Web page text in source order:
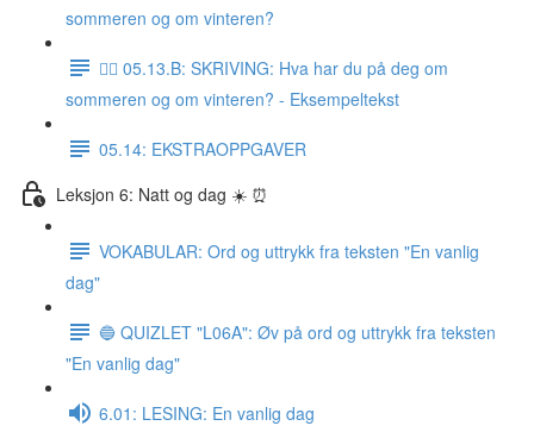
sommeren og om vinteren?
✍🏼 05.13.B: SKRIVING: Hva har du på deg om
sommeren og om vinteren? - Eksempeltekst
05.14: EKSTRAOPPGAVER
Leksjon 6: Natt og dag ☀️ ⏰
VOKABULAR: Ord og uttrykk fra teksten "En vanlig
dag"
🔵 QUIZLET "L06A": Øv på ord og uttrykk fra teksten
"En vanlig dag"
6.01: LESING: En vanlig dag